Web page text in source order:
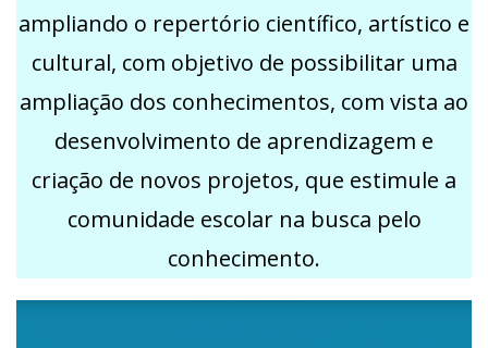
ampliando o repertório científico, artístico e
cultural, com objetivo de possibilitar uma
ampliação dos conhecimentos, com vista ao
desenvolvimento de aprendizagem e
criação de novos projetos, que estimule a
comunidade escolar na busca pelo
conhecimento.